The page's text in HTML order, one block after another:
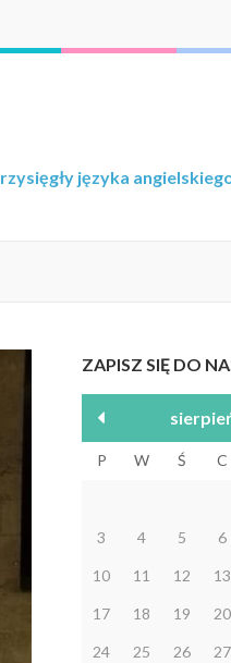
języka
ZAPISZ SIĘ DO
P W Ś C
3 4 5 6
10 11 12 13
17 18 19 20
24 25 26 27